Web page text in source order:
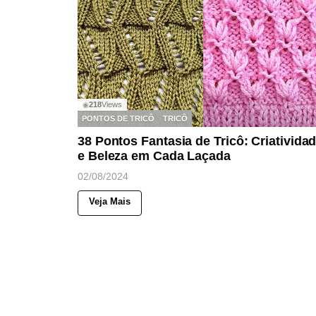
◉218Views
PONTOS DE TRICÔ
TRICÔ
38 Pontos Fantasia de Tricô:
e Beleza em Cada Laçada
02/08/2024
Veja Mais